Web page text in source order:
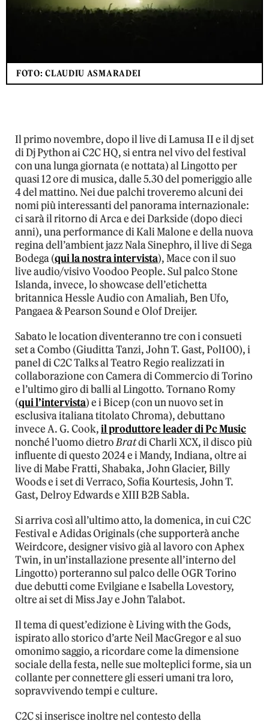
FOTO: CLAUDIU ASMARADEI
Il primo novembre, dopo il live di Lamusa II e il dj set
di Dj Python ai C2C HQ, si entra nel vivo del festival
con una lunga giornata (e nottata) al Lingotto per
quasi 12 ore di musica, dalle 5.30 del pomeriggio alle
4 del mattino. Nei due palchi troveremo alcuni dei
nomi più interessanti del panorama internazionale:
ci sarà il ritorno di Arca e dei Darkside (dopo dieci
anni), una performance di Kali Malone e della nuova
regina dell’ambient jazz Nala Sinephro, il live di Sega
Bodega (qui la nostra intervista), Mace con il suo
live audio/visivo Voodoo People. Sul palco Stone
Islanda, invece, lo showcase dell’etichetta
britannica Hessle Audio con Amaliah, Ben Ufo,
Pangaea & Pearson Sound e Olof Dreijer.
Sabato le location diventeranno tre con i consueti
set a Combo (Giuditta Tanzi, John T. Gast, Pol100), i
panel di C2C Talks al Teatro Regio realizzati in
collaborazione con Camera di Commercio di Torino
e l’ultimo giro di balli al Lingotto. Tornano Romy
(qui l’intervista) e i Bicep (con un nuovo set in
esclusiva italiana titolato Chroma), debuttano
invece A. G. Cook,il produttore leader di Pc Music
nonché l’uomo dietroBratdi Charli XCX, il disco più
influente di questo 2024 e i Mandy, Indiana, oltre ai
live di Mabe Fratti, Shabaka, John Glacier, Billy
Woods e i set di Verraco, Sofia Kourtesis, John T.
Gast, Delroy Edwards e XIII B2B Sabla.
Si arriva così all’ultimo atto, la domenica, in cui C2C
Festival e Adidas Originals (che supporterà anche
Weirdcore, designer visivo già al lavoro con Aphex
Twin, in un’installazione presente all’interno del
Lingotto) porteranno sul palco delle OGR Torino
due debutti come Evilgiane e Isabella Lovestory,
oltre ai set di Miss Jay e John Talabot.
Il tema di quest’edizione è Living with the Gods,
ispirato allo storico d’arte Neil MacGregor e al suo
omonimo saggio, a ricordare come la dimensione
sociale della festa, nelle sue molteplici forme, sia un
collante per connettere gli esseri umani tra loro,
sopravvivendo tempi e culture.
C2C si inserisce inoltre nel contesto della